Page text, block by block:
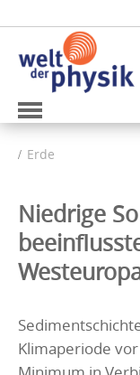
Erde
Niedrige
Klimaperiode